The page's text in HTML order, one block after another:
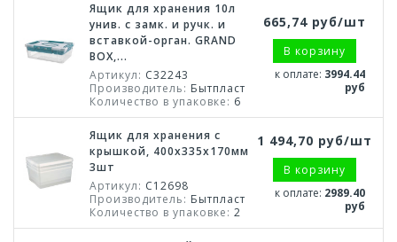
Ящик для хранения 10л
унив. с замк. и ручк. и
вставкой-орган. GRAND
BOX,...
Артикул: С32243
Производитель: Бытпласт
Количество в упаковке: 6
665,74 руб/шт
В корзину
к оплате: 3994.44
руб
Ящик для хранения с
крышкой, 400х335х170мм
3шт
Артикул: С12698
Производитель: Бытпласт
Количество в упаковке: 2
1 494,70 руб/шт
В корзину
к оплате: 2989.40
руб